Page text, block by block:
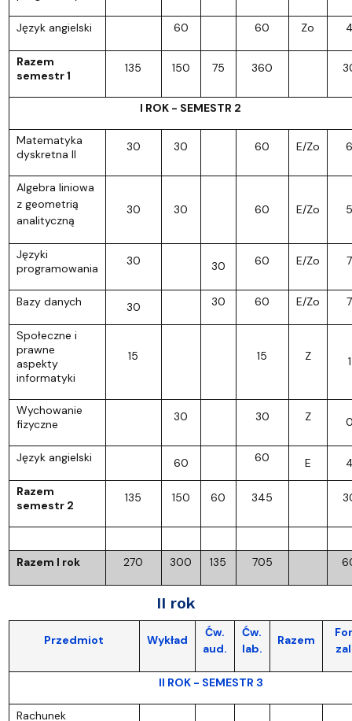
Język angielski 60 60 Zo
Razem
semestr 1
135 150 75 360
I ROK - SEMESTR 2
Matematyka
dyskretna II
30 30 60 E/Zo 6
Algebra liniowa
z geometrią
analityczną
30 30 60 E/Zo 5
Języki
programowania
30 30 60 E/Zo 7
Bazy danych 30 30 60 E/Zo 7
Społeczne i
prawne
aspekty
informatyki
15 15 Z 1
Wychowanie
fizyczne
30 30 Z
Język angielski 60 60 E
Razem
semestr 2
135 150 60 345
Razem I rok 270 300 135 705
II rok
Przedmiot Wykład
Ćw.
aud.
Ćw.
lab.
Razem
II ROK - SEMESTR 3
Rachunek